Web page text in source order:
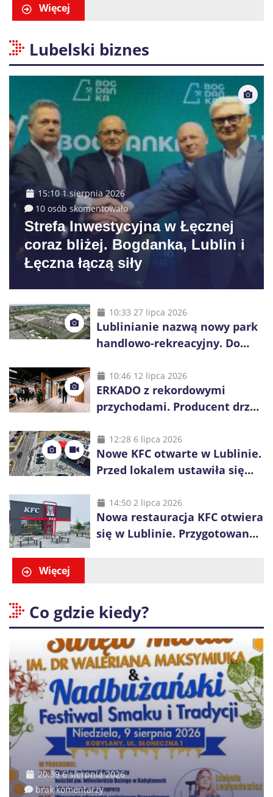
Więcej
Lubelski biznes
15:10 1 sierpnia 2026
10 osób skomentowało
Strefa Inwestycyjna w Łęcznej
coraz bliżej. Bogdanka, Lublin i
Łęczna łączą siły
10:33 27 lipca 2026
Lublinianie nazwą nowy park
handlowo-rekreacyjny. Do
10:46 12 lipca 2026
ERKADO z rekordowymi
przychodami. Producent drzwi
inwestycje
12:28 6 lipca 2026
Nowe KFC otwarte w Lublinie.
Przed lokalem ustawiła się
14:50 2 lipca 2026
Nowa restauracja KFC otwiera
się w Lublinie. Przygotowano
Więcej
Co gdzie kiedy?
20:39 6 sierpnia 2026
brak komentarzy